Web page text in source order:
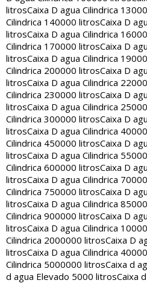
litrosCaixa D agua Cilindrica
Cilindrica 140000 litrosCaixa D
litrosCaixa D agua Cilindrica
Cilindrica 170000 litrosCaixa D
litrosCaixa D agua Cilindrica
Cilindrica 200000 litrosCaixa D
litrosCaixa D agua Cilindrica
Cilindrica 230000 litrosCaixa D
litrosCaixa D agua Cilindrica
Cilindrica 300000 litrosCaixa D
litrosCaixa D agua Cilindrica
Cilindrica 450000 litrosCaixa D
litrosCaixa D agua Cilindrica
Cilindrica 600000 litrosCaixa D
litrosCaixa D agua Cilindrica
Cilindrica 750000 litrosCaixa D
litrosCaixa D agua Cilindrica
Cilindrica 900000 litrosCaixa D
litrosCaixa D agua Cilindrica
Cilindrica 2000000 litrosCaixa D
litrosCaixa D agua Cilindrica
Cilindrica 5000000 litrosCaixa d
d agua Elevado 5000 litrosCaixa